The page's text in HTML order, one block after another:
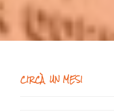
CIRCÀ UN MESI